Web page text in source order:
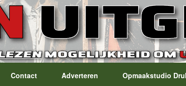
Contact Adverteren Opmaakstudio